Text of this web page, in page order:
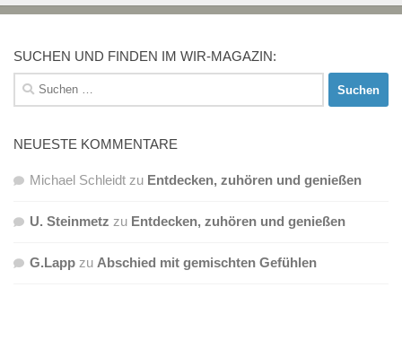
SUCHEN UND FINDEN IM WIR-MAGAZIN:
Suchen
nach:
NEUESTE KOMMENTARE
Michael Schleidt zu Entdecken, zuhören und genießen
U. Steinmetz zu Entdecken, zuhören und genießen
G.Lapp zu Abschied mit gemischten Gefühlen